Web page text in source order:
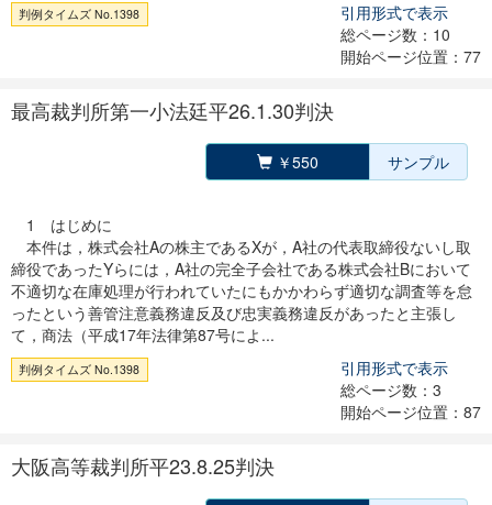
判例タイムズ No.1398
引用形式で表示
総ページ数：10
開始ページ位置：77
最高裁判所第一小法廷平26.1.30判決
￥550 サンプル
1 はじめに
本件は，株式会社Aの株主であるXが，A社の代表取締役ないし取
締役であったYらには，A社の完全子会社である株式会社Bにおいて
不適切な在庫処理が行われていたにもかかわらず適切な調査等を怠
ったという善管注意義務違反及び忠実義務違反があったと主張し
て，商法（平成17年法律第87号によ...
判例タイムズ No.1398
引用形式で表示
総ページ数：3
開始ページ位置：87
大阪高等裁判所平23.8.25判決